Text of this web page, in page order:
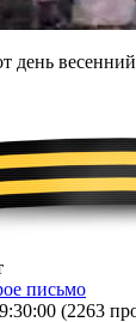
день
письмо
(2263